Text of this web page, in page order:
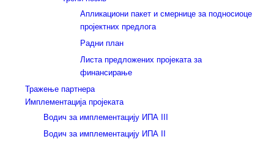
Апликациони пакет и смернице за подносиоце
пројектних предлога
Радни план
Листа предложених пројеката за
финансирање
Тражење партнера
Имплементација пројеката
Водич за имплементацију ИПА III
Водич за имплементацију ИПА II